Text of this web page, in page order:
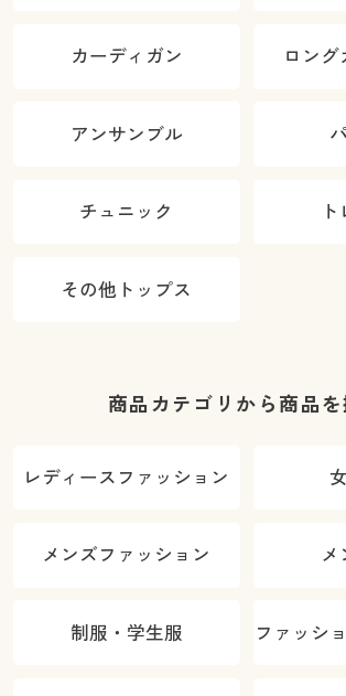
カーディガン ロン
アンサンブル
チュニック
その他トップス
商品カテゴリから商品
レディースファッション
メンズファッション メ
制服・学生服 ファッシ